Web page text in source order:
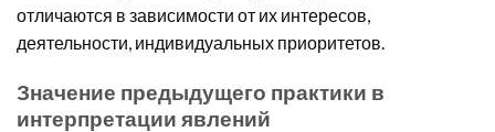
отличаются в зависимости от их интересов,
деятельности, индивидуальных приоритетов.
Значение предыдущего практики в
интерпретации явлений